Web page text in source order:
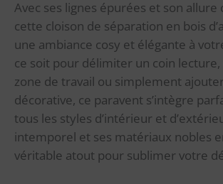
Avec ses lignes épurées et son allure
cette cloison de séparation en bois
une ambiance cosy et élégante à
ce soit pour délimiter un coin
zone de travail ou simplement
décorative, ce paravent s’intègre
tous les styles d’intérieur et
intemporel et ses matériaux nobles
véritable atout pour sublimer votre